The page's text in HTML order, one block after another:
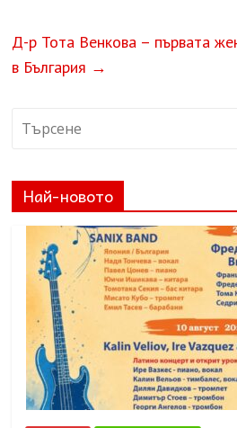
Д-р Тота Венкова – първата
в България →
Най-новото